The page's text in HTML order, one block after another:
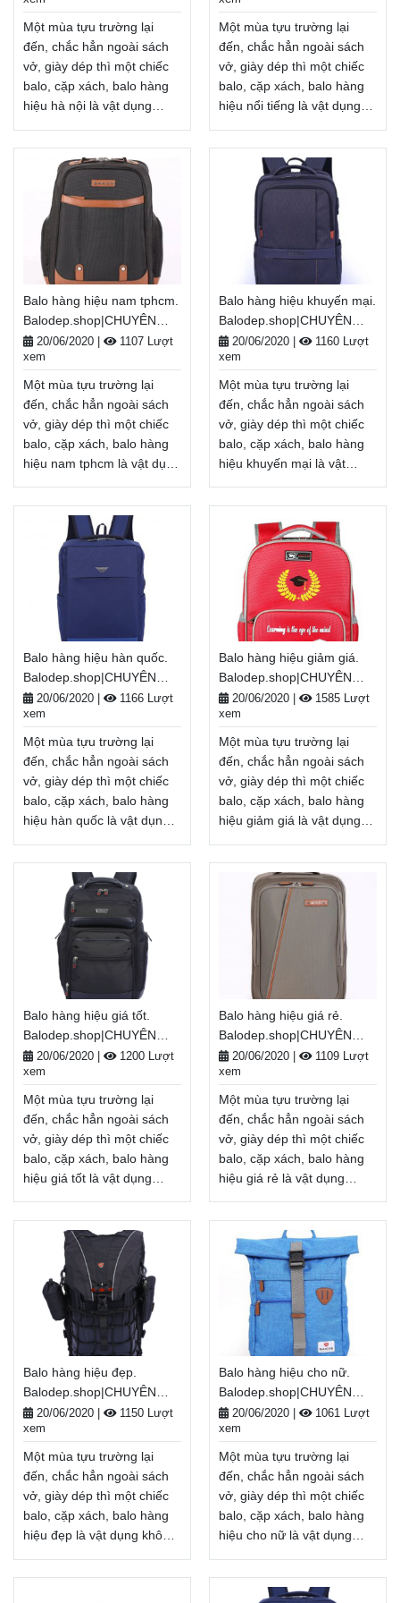
Miễn phí đổi trả hàng,
thanh toán tiền khi nhận
hàngXem thêm
Miễn phí đổi trả hàng,
thanh toán tiền khi nhận
hàngXem thêm
Một mùa tựu trường lại
đến, chắc hẳn ngoài sách
vở, giày dép thì một chiếc
balo, cặp xách, balo hàng
hiệu hà nội là vật dụng
năng lượng cho một năm
học mới đầy tươi sáng.
Nhân dịp năm học
mới, Balodep.shop tri ân
khách hàng với những
chương trình ưu đãi,
khuyến mãi vô cùng hấp
dẫn và đa dạng sản phẩm.
Balodep.shop|Chuyên balo
hàng hiệu hà nội, Balo-Túi
xách. Giao hàng toàn quốc,
Miễn phí đổi trả hàng,
thanh toán tiền khi nhận
hàngXem thêm
Một mùa tựu trường lại
đến, chắc hẳn ngoài sách
vở, giày dép thì một chiếc
balo, cặp xách, balo hàng
hiệu nổi tiếng là vật dụng
năng lượng cho một năm
học mới đầy tươi sáng.
Nhân dịp năm học
mới, Balodep.shop tri ân
khách hàng với những
chương trình ưu đãi,
khuyến mãi vô cùng hấp
dẫn và đa dạng sản phẩm.
Balodep.shop|Chuyên balo
hàng hiệu nổi tiếng, Balo-
Túi xách. Giao hàng toàn
quốc, Miễn phí đổi trả
hàng, thanh toán tiền khi
nhận hàngXem thêm
Balo hàng hiệu nam tphcm.
Balodep.shop|CHUYÊN
BALO-TÚI XÁCH–VALI ĐẸP
20/06/2020
1107 Lượt
xem
Một mùa tựu trường lại
đến, chắc hẳn ngoài sách
vở, giày dép thì một chiếc
balo, cặp xách, balo hàng
hiệu nam tphcm là vật dụng
năng lượng cho một năm
học mới đầy tươi sáng.
Nhân dịp năm học
mới, Balodep.shop tri ân
khách hàng với những
chương trình ưu đãi,
khuyến mãi vô cùng hấp
dẫn và đa dạng sản phẩm.
Balodep.shop|Chuyên balo
hàng hiệu nam
tphcm, Balo-Túi xách. Giao
hàng toàn quốc, Miễn phí
đổi trả hàng, thanh toán
tiền khi nhận hàng
Xem thêm
Balo hàng hiệu khuyến mại.
Balodep.shop|CHUYÊN
BALO-TÚI XÁCH–VALI ĐẸP
20/06/2020
1160 Lượt
xem
Một mùa tựu trường lại
đến, chắc hẳn ngoài sách
vở, giày dép thì một chiếc
balo, cặp xách, balo hàng
hiệu khuyến mại là vật
thêm năng lượng cho một
năm học mới đầy tươi
sáng. Nhân dịp năm học
mới, Balodep.shop tri ân
khách hàng với những
chương trình ưu đãi,
khuyến mãi vô cùng hấp
dẫn và đa dạng sản phẩm.
Balodep.shop|Chuyên balo
hàng hiệu khuyến
mại, Balo-Túi xách. Giao
hàng toàn quốc, Miễn phí
đổi trả hàng, thanh toán
tiền khi nhận hàng
Xem thêm
Balo hàng hiệu hàn quốc.
Balodep.shop|CHUYÊN
BALO-TÚI XÁCH–VALI ĐẸP
20/06/2020
1166 Lượt
xem
Một mùa tựu trường lại
đến, chắc hẳn ngoài sách
vở, giày dép thì một chiếc
balo, cặp xách, balo hàng
hiệu hàn quốc là vật dụng
năng lượng cho một năm
học mới đầy tươi sáng.
Nhân dịp năm học
mới, Balodep.shop tri ân
khách hàng với những
chương trình ưu đãi,
khuyến mãi vô cùng hấp
dẫn và đa dạng sản phẩm.
Balodep.shop|Chuyên balo
hàng hiệu hàn quốc, Balo-
Túi xách. Giao hàng toàn
quốc, Miễn phí đổi trả
hàng, thanh toán tiền khi
nhận hàngXem thêm
Balo hàng hiệu giảm giá.
Balodep.shop|CHUYÊN
BALO-TÚI XÁCH–VALI ĐẸP
20/06/2020
1585 Lượt
xem
Một mùa tựu trường lại
đến, chắc hẳn ngoài sách
vở, giày dép thì một chiếc
balo, cặp xách, balo hàng
hiệu giảm giá là vật dụng
năng lượng cho một năm
học mới đầy tươi sáng.
Nhân dịp năm học
mới, Balodep.shop tri ân
khách hàng với những
chương trình ưu đãi,
khuyến mãi vô cùng hấp
dẫn và đa dạng sản phẩm.
Balodep.shop|Chuyên balo
hàng hiệu giảm giá, Balo-
Túi xách. Giao hàng toàn
quốc, Miễn phí đổi trả
hàng, thanh toán tiền khi
nhận hàngXem thêm
Balo hàng hiệu giá tốt.
Balodep.shop|CHUYÊN
BALO-TÚI XÁCH–VALI ĐẸP
20/06/2020
1200 Lượt
xem
Một mùa tựu trường lại
đến, chắc hẳn ngoài sách
vở, giày dép thì một chiếc
balo, cặp xách, balo hàng
hiệu giá tốt là vật dụng
năng lượng cho một năm
học mới đầy tươi sáng.
Nhân dịp năm học
mới, Balodep.shop tri ân
khách hàng với những
chương trình ưu đãi,
khuyến mãi vô cùng hấp
dẫn và đa dạng sản phẩm.
Balodep.shop|Chuyên balo
hàng hiệu giá tốt, Balo-Túi
xách. Giao hàng toàn quốc,
Miễn phí đổi trả hàng,
thanh toán tiền khi nhận
hàngXem thêm
Balo hàng hiệu giá rẻ.
Balodep.shop|CHUYÊN
BALO-TÚI XÁCH–VALI ĐẸP
20/06/2020
1109 Lượt
xem
Một mùa tựu trường lại
đến, chắc hẳn ngoài sách
vở, giày dép thì một chiếc
balo, cặp xách, balo hàng
hiệu giá rẻ là vật dụng
năng lượng cho một năm
học mới đầy tươi sáng.
Nhân dịp năm học
mới, Balodep.shop tri ân
khách hàng với những
chương trình ưu đãi,
khuyến mãi vô cùng hấp
dẫn và đa dạng sản phẩm.
Balodep.shop|Chuyên balo
hàng hiệu giá rẻ, Balo-Túi
xách. Giao hàng toàn quốc,
Miễn phí đổi trả hàng,
thanh toán tiền khi nhận
hàngXem thêm
Balo hàng hiệu đẹp.
Balodep.shop|CHUYÊN
BALO-TÚI XÁCH–VALI ĐẸP
20/06/2020
1150 Lượt
xem
Một mùa tựu trường lại
đến, chắc hẳn ngoài sách
vở, giày dép thì một chiếc
balo, cặp xách, balo hàng
hiệu đẹp là vật dụng không
lượng cho một năm học
Balo hàng hiệu cho nữ.
Balodep.shop|CHUYÊN
BALO-TÚI XÁCH–VALI ĐẸP
20/06/2020
1061 Lượt
xem
Một mùa tựu trường lại
đến, chắc hẳn ngoài sách
vở, giày dép thì một chiếc
balo, cặp xách, balo hàng
hiệu cho nữ là vật dụng
năng lượng cho một năm
học mới đầy tươi sáng.